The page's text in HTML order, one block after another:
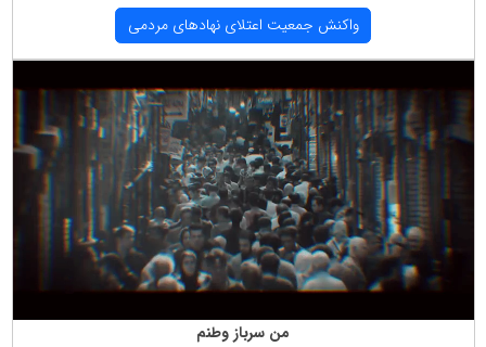
واكنش جمعیت اعتلای نهادهای مردمی
من سرباز وطنم